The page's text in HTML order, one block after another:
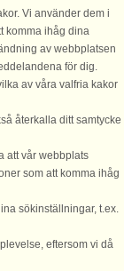
indeholder
bruseniche,
6.125 SEK
K - Danmark
Bank/Stockholm
Vi använder dem i
komma ihåg dina
av webbplatsen
för dig.
av våra valfria kakor
återkalla ditt samtycke
att vår webbplats
som att komma ihåg
sökinställningar, t.ex.
eftersom vi då